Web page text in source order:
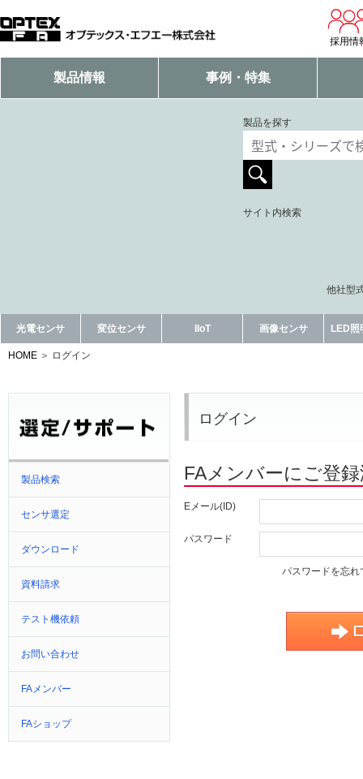
採用情
製品情報 事例・特集
製品を探す
サイト内検索
他社型
光電センサ 変位センサ IIoT 画像センサ LED照
HOME ログイン
製品検索
センサ選定
ダウンロード
資料請求
テスト機依頼
お問い合わせ
FAメンバー
FAショップ
ログイン
FAメンバーにご登
Eメール(ID)
パスワード
パスワードを忘れ